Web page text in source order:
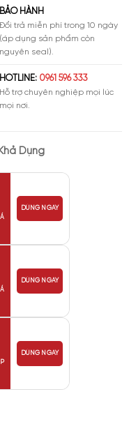
BẢO HÀNH
Đổi trả miễn phí trong 10 ngày
(áp dụng sản phẩm còn
nguyên seal).
HOTLINE: 0961 596 333
Hỗ trợ chuyên nghiệp mọi lúc
mọi nơi.
Dụng
DÙNG NGAY
DÙNG NGAY
DÙNG NGAY